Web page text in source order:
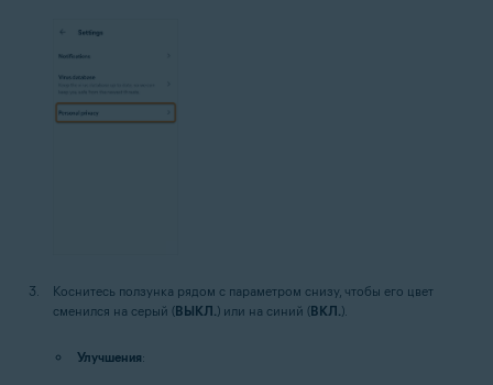
Коснитесь ползунка рядом с параметром снизу, чтобы его цвет
сменился на серый (ВЫКЛ. ) или на синий (ВКЛ. ).
Улучшения: